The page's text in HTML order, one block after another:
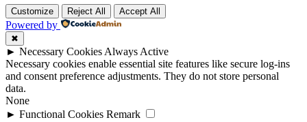
Customize Reject All Accept All
Powered by
✖
► Necessary Cookies Always Active
Necessary cookies enable essential site features like secure log-ins
and consent preference adjustments. They do not store personal
data.
None
► Functional Cookies Remark